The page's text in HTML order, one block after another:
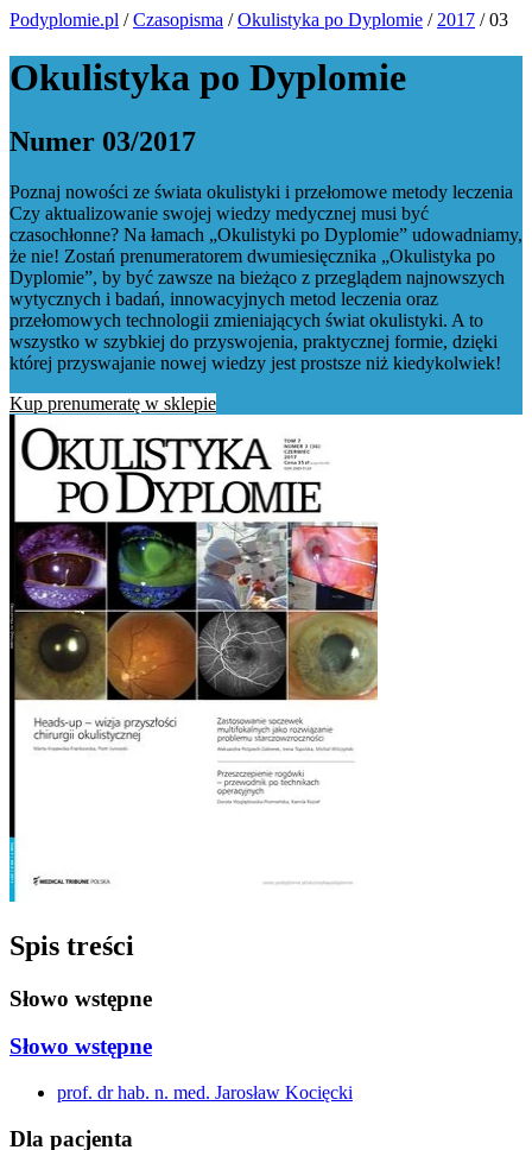
Podyplomie.pl /Czasopisma /Okulistyka po Dyplomie / 2017 / 03
Okulistyka po Dyplomie
Numer 03/2017
Poznaj nowości ze świata okulistyki i przełomowe metody leczenia
Czy aktualizowanie swojej wiedzy medycznej musi być
czasochłonne? Na łamach „Okulistyki po Dyplomie” udowadniamy,
że nie! Zostań prenumeratorem dwumiesięcznika „Okulistyka po
Dyplomie”, by być zawsze na bieżąco z przeglądem najnowszych
wytycznych i badań, innowacyjnych metod leczenia oraz
przełomowych technologii zmieniających świat okulistyki. A to
wszystko w szybkiej do przyswojenia, praktycznej formie, dzięki
której przyswajanie nowej wiedzy jest prostsze niż kiedykolwiek!
Kup prenumeratę w sklepie
Spis treści
Słowo wstępne
Słowo wstępne
prof. dr hab. n. med. Jarosław Kocięcki
Dla pacjenta